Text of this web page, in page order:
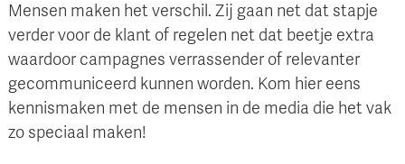
Mensen maken het verschil. Zij gaan net dat stapje
verder voor de klant of regelen net dat beetje extra
waardoor campagnes verrassender of relevanter
gecommuniceerd kunnen worden. Kom hier eens
kennismaken met de mensen in de media die het vak
zo speciaal maken!